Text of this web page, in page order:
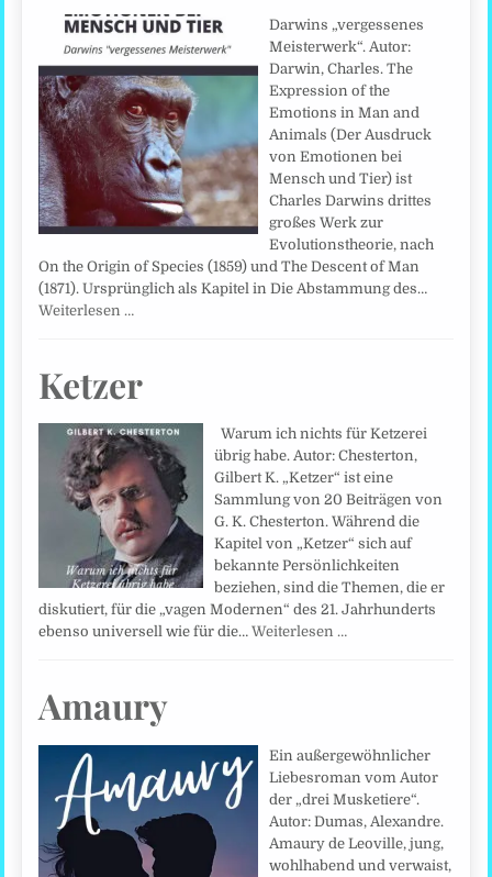
Darwins „vergessenes
Meisterwerk“. Autor:
Darwin, Charles. The
Expression of the
Emotions in Man and
Animals (Der Ausdruck
von Emotionen bei
Mensch und Tier) ist
Charles Darwins drittes
großes Werk zur
Evolutionstheorie, nach
On the Origin of Species (1859) und The Descent of Man
(1871). Ursprünglich als Kapitel in Die Abstammung des…
Weiterlesen …
Ketzer
Warum ich nichts für Ketzerei
übrig habe. Autor: Chesterton,
Gilbert K. „Ketzer“ ist eine
Sammlung von 20 Beiträgen von
G. K. Chesterton. Während die
Kapitel von „Ketzer“ sich auf
bekannte Persönlichkeiten
beziehen, sind die Themen, die er
diskutiert, für die „vagen Modernen“ des 21. Jahrhunderts
ebenso universell wie für die…Weiterlesen …
Amaury
Ein außergewöhnlicher
Liebesroman vom Autor
der „drei Musketiere“.
Autor: Dumas, Alexandre.
Amaury de Leoville, jung,
wohlhabend und verwaist,